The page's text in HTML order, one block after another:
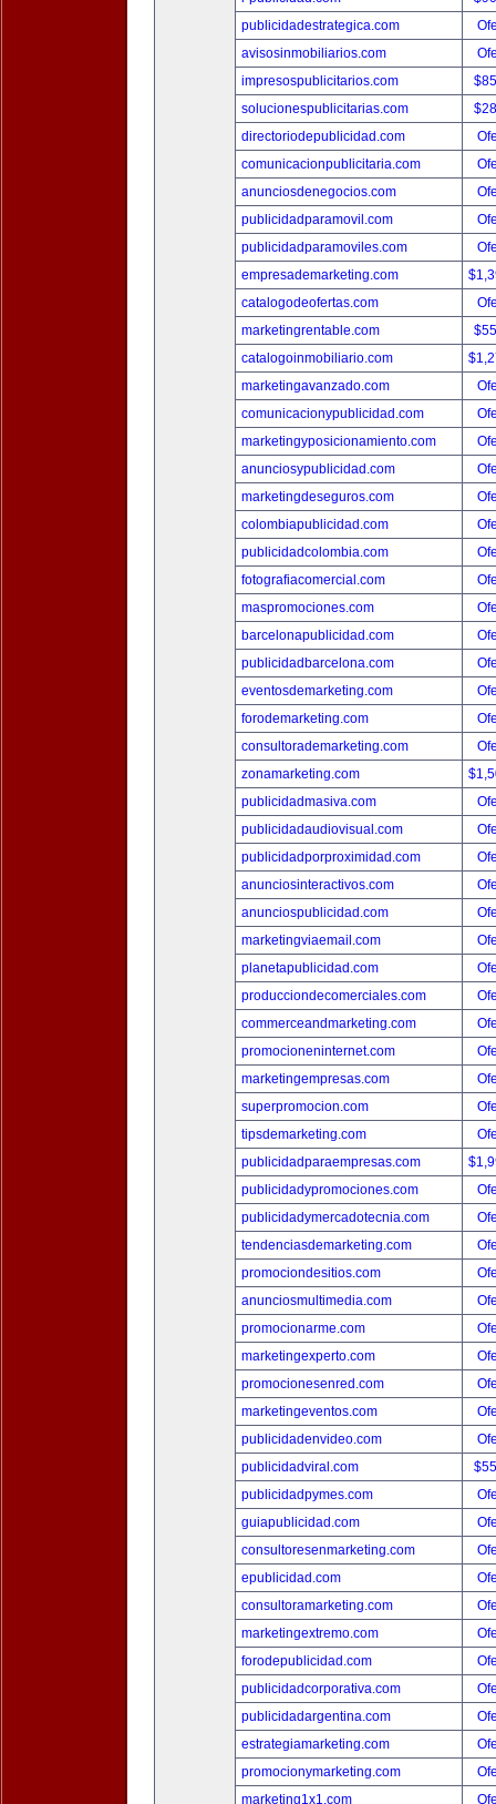
publicidadestrategica.com
avisosinmobiliarios.com
impresospublicitarios.com
solucionespublicitarias.com
directoriodepublicidad.com
comunicacionpublicitaria.com
anunciosdenegocios.com
publicidadparamovil.com
publicidadparamoviles.com
empresademarketing.com
catalogodeofertas.com
marketingrentable.com
catalogoinmobiliario.com
marketingavanzado.com
comunicacionypublicidad.com
marketingyposicionamiento.com
anunciosypublicidad.com
marketingdeseguros.com
colombiapublicidad.com
publicidadcolombia.com
fotografiacomercial.com
maspromociones.com
barcelonapublicidad.com
publicidadbarcelona.com
eventosdemarketing.com
forodemarketing.com
consultorademarketing.com
zonamarketing.com
publicidadmasiva.com
publicidadaudiovisual.com
publicidadporproximidad.com
anunciosinteractivos.com
anunciospublicidad.com
marketingviaemail.com
planetapublicidad.com
producciondecomerciales.com
commerceandmarketing.com
promocioneninternet.com
marketingempresas.com
superpromocion.com
tipsdemarketing.com
publicidadparaempresas.com
publicidadypromociones.com
publicidadymercadotecnia.com
tendenciasdemarketing.com
promociondesitios.com
anunciosmultimedia.com
promocionarme.com
marketingexperto.com
promocionesenred.com
marketingeventos.com
publicidadenvideo.com
publicidadviral.com
publicidadpymes.com
guiapublicidad.com
consultoresenmarketing.com
epublicidad.com
consultoramarketing.com
marketingextremo.com
forodepublicidad.com
publicidadcorporativa.com
publicidadargentina.com
estrategiamarketing.com
promocionymarketing.com
marketing1x1.com